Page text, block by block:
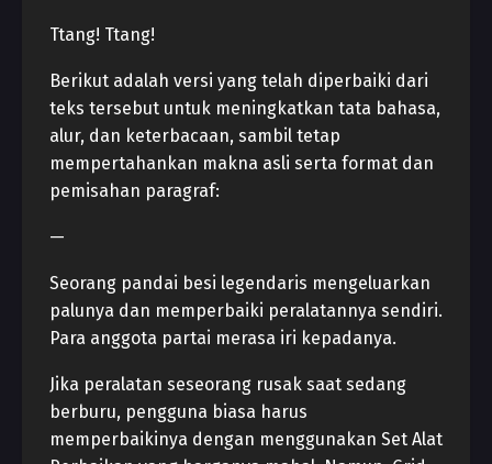
Ttang! Ttang!
Berikut adalah versi yang telah diperbaiki dari
teks tersebut untuk meningkatkan tata bahasa,
alur, dan keterbacaan, sambil tetap
mempertahankan makna asli serta format dan
pemisahan paragraf:
—
Seorang pandai besi legendaris mengeluarkan
palunya dan memperbaiki peralatannya sendiri.
Para anggota partai merasa iri kepadanya.
Jika peralatan seseorang rusak saat sedang
berburu, pengguna biasa harus
memperbaikinya dengan menggunakan Set Alat